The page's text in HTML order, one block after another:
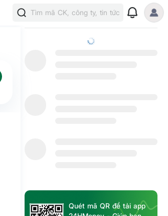
Tìm mã CK, công ty, tin tức
Quét mã QR để tải app